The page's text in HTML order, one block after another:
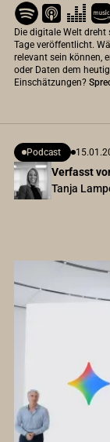
Die digitale Welt
Tage veröffentlicht.
relevant sein können,
oder Daten dem
Einschätzungen?
Verfasst
Tanja
Podcast